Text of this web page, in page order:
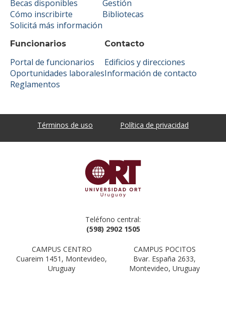
Becas disponibles
Cómo inscribirte
Solicitá más información
Gestión
Bibliotecas
Funcionarios
Portal de funcionarios
Oportunidades laborales
Reglamentos
Contacto
Edificios y direcciones
Información de contacto
Términos de uso Política de privacidad
Teléfono central:
(598) 2902 1505
CAMPUS CENTRO
Cuareim 1451, Montevideo,
Uruguay
CAMPUS POCITOS
Bvar. España 2633,
Montevideo, Uruguay